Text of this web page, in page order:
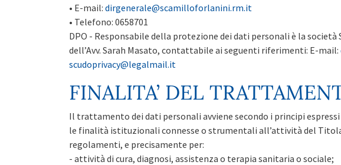
• E-mail: dirgenerale@scamilloforlanini.rm.it
• Telefono: 0658701
DPO - Responsabile della protezione dei dati personali è la società
dell’Avv. Sarah Masato, contattabile ai seguenti riferimenti: E-mail:
scudoprivacy@legalmail.it
FINALITA’ DEL
Il trattamento dei dati personali avviene secondo i principi espressi
le finalità istituzionali connesse o strumentali all’attività del
regolamenti, e precisamente per:
- attività di cura, diagnosi, assistenza o terapia sanitaria o sociale;